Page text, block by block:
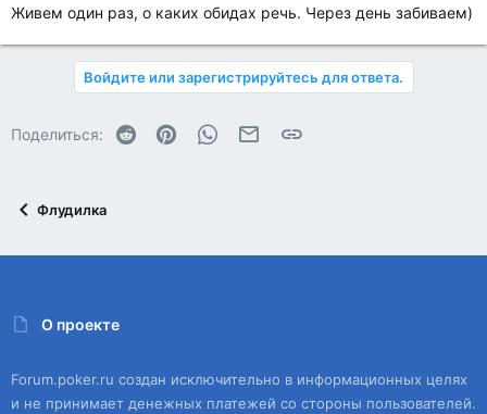
Живем один раз, о каких обидах речь. Через день забиваем)
Войдите или зарегистрируйтесь для ответа.
Поделиться: Reddit PinterestWhatsAppЭлектронная почта
Ссылка
Флудилка
О проекте
Forum.poker.ru создан исключительно в информационных целях
и не принимает денежных платежей со стороны пользователей.